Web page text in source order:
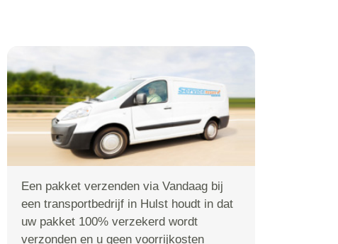
Een pakket verzenden via Vandaag bij
een transportbedrijf in Hulst houdt in dat
uw pakket 100% verzekerd wordt
verzonden en u geen voorrijkosten